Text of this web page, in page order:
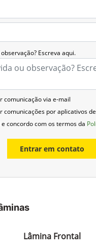
Escreva aqui.
comunicação via e-mail
comunicações por aplicativos
concordo com os termos da
Entrar em contato
Lâmina Frontal